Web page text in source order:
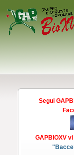
Segui
GAPBIOXV